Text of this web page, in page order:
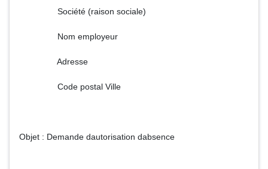
Société (raison sociale)
Nom employeur
Adresse
Code postal Ville
Objet : Demande dautorisation dabsence